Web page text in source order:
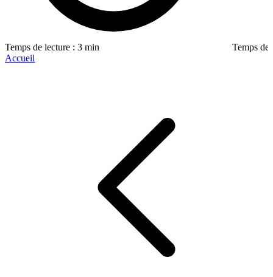
Temps de lecture : 3 min
Temps de
Accueil